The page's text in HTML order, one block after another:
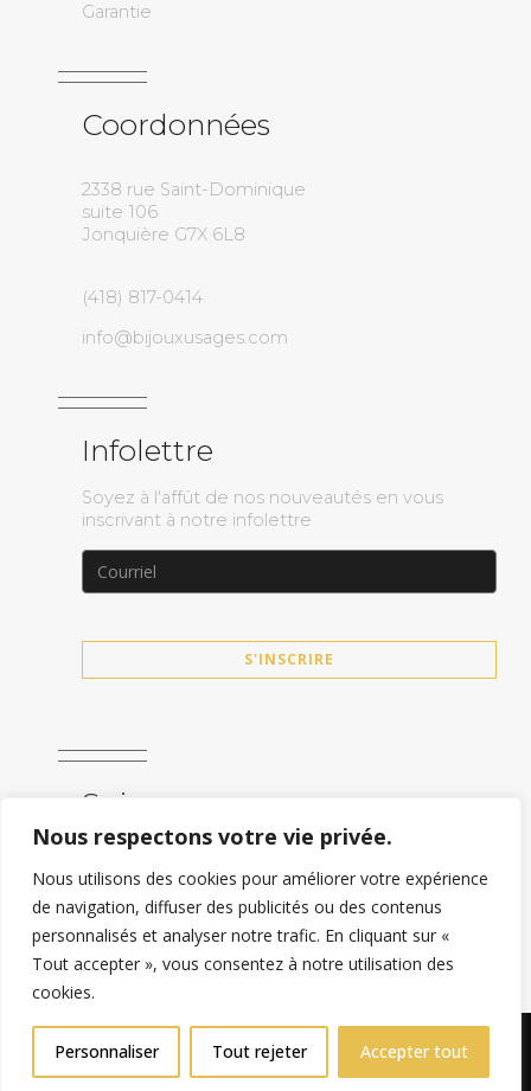
Nous respectons votre vie privée.
Nous utilisons des cookies pour améliorer votre expérience
de navigation, diffuser des publicités ou des contenus
personnalisés et analyser notre trafic. En cliquant sur «
Tout accepter », vous consentez à notre utilisation des
cookies.
Personnaliser Tout rejeter Accepter tout
Garantie
Coordonnées
2338 rue Saint-Dominique
suite 106
Jonquière G7X 6L8
(418) 817-0414
info@bijouxusages.com
Infolettre
Soyez à l'affût de nos nouveautés en vous
inscrivant à notre infolettre
S'INSCRIRE
Suivez-nous
Copyright © 2026 Webez Tous droits réservés